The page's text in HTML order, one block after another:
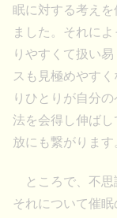
眠に対する考え
ました。それに
りやすくて扱い
スも見極めやす
りひとりが自分
法を会得し伸ば
放にも繋がります
ところで、不思
それについて催